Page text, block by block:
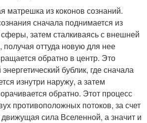
матрешка из коконов сознаний.
сначала поднимается из
затем сталкиваясь с внешней
оттуда новую для нее
обратно в центр. Это
бублик, где сначала
изнутри наружу, а затем
обратно. Этот процесс
противоположных потоков, за счет
движущая сила Вселенной, а значит и